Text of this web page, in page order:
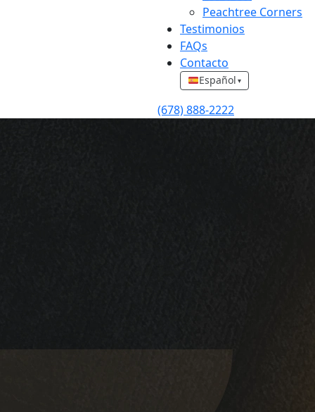
Peachtree Corners
Testimonios
FAQs
Contacto
Español ▾
(678) 888-2222